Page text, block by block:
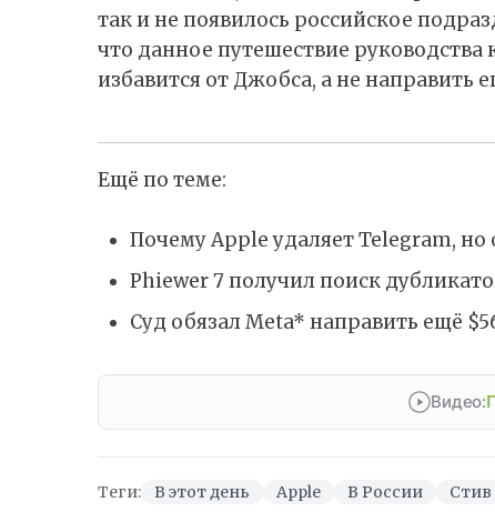
так и не появилось российское
что данное путешествие
избавится от Джобса, а не направить
Ещё по теме:
Почему Apple удаляет Telegram, но
Phiewer 7 получил поиск
Суд обязал Meta* направить ещё
Видео:
Теги: В этот день Apple В России